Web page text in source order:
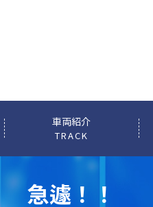
車両紹介
TRACK
急遽！！